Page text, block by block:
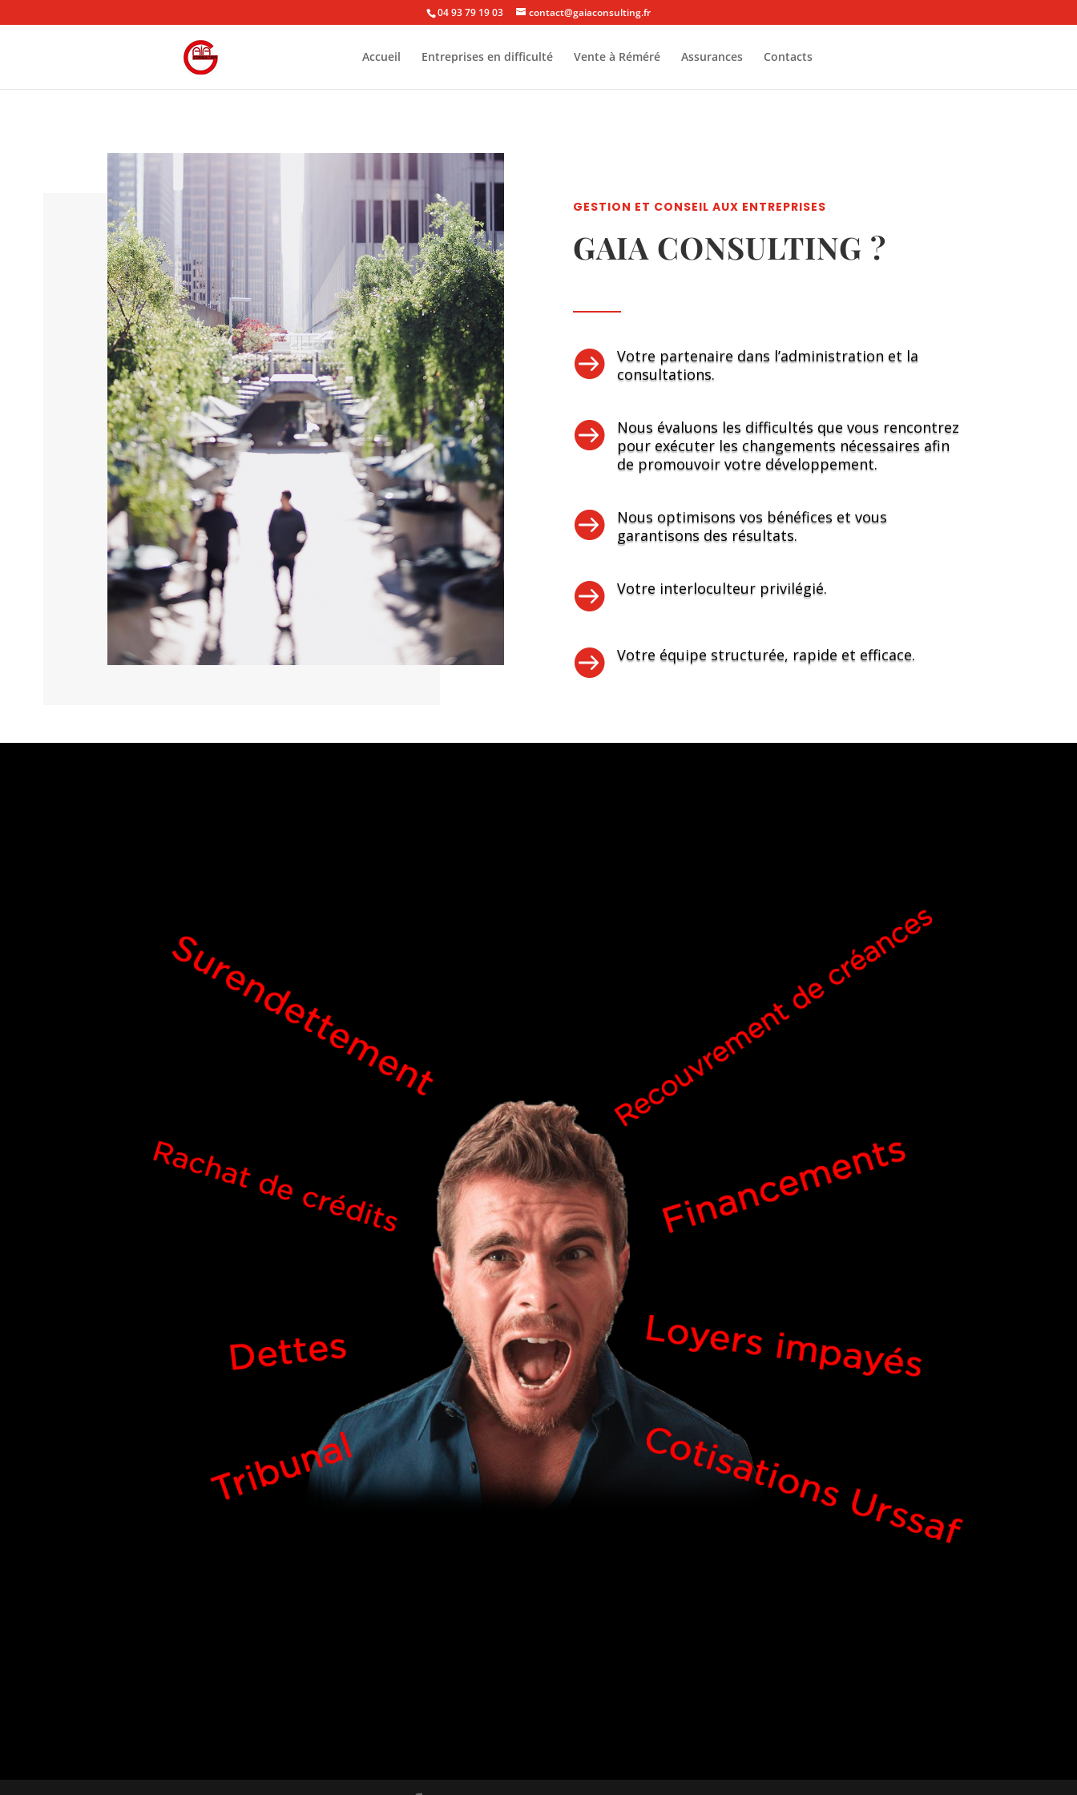
04 93 79 19 03 contact@gaiaconsulting.fr
Accueil Entreprises en difficulté Vente à Réméré Assurances Contacts
GESTION ET CONSEIL AUX ENTREPRISES
GAIA CONSULTING ?

Votre partenaire dans l’administration et la
consultations.

Nous évaluons les difficultés que vous rencontrez
pour exécuter les changements nécessaires afin
de promouvoir votre développement.

Nous optimisons vos bénéfices et vous
garantisons des résultats.
 Votre interloculteur privilégié.
 Votre équipe structurée, rapide et efficace.